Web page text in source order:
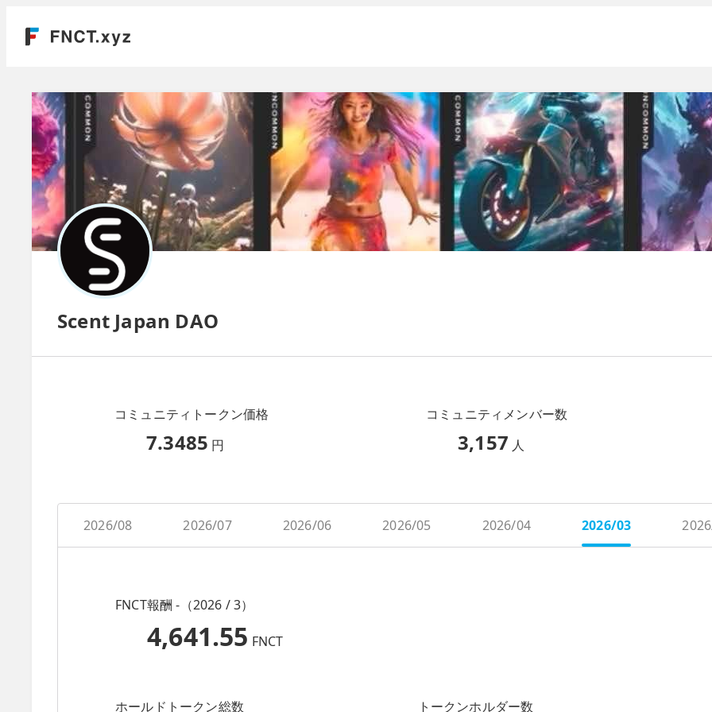
Scent Japan DAO
コミュニティトークン価格
7.3485 円
コミュニティメンバー数
3,157 人
2026/08 2026/07 2026/06 2026/05 2026/04 2026/03
FNCT報酬 -（2026 / 3）
4,641.55 FNCT
ホールドトークン総数 トークンホルダー数